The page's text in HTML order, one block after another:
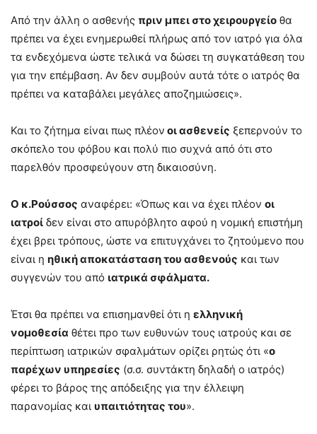
Από την άλλη ο ασθενής πριν μπει στο χειρουργείο θα
πρέπει να έχει ενημερωθεί πλήρως από τον ιατρό για όλα
τα ενδεχόμενα ώστε τελικά να δώσει τη συγκατάθεση του
για την επέμβαση. Αν δεν συμβούν αυτά τότε ο ιατρός θα
πρέπει να καταβάλει μεγάλες αποζημιώσεις».
Και το ζήτημα είναι πως πλέον οι ασθενείς ξεπερνούν το
σκόπελο του φόβου και πολύ πιο συχνά από ότι στο
παρελθόν προσφεύγουν στη δικαιοσύνη.
Ο κ.Ρούσσος αναφέρει: «Όπως και να έχει πλέον οι
ιατροί δεν είναι στο απυρόβλητο αφού η νομική επιστήμη
έχει βρει τρόπους, ώστε να επιτυγχάνει το ζητούμενο που
είναι η ηθική αποκατάσταση του ασθενούς και των
συγγενών του από ιατρικά σφάλματα.
Έτσι θα πρέπει να επισημανθεί ότι η ελληνική
νομοθεσία θέτει προ των ευθυνών τους ιατρούς και σε
περίπτωση ιατρικών σφαλμάτων ορίζει ρητώς ότι «ο
παρέχων υπηρεσίες (σ.σ. συντάκτη δηλαδή ο ιατρός)
φέρει το βάρος της απόδειξης για την έλλειψη
παρανομίας και υπαιτιότητας του».